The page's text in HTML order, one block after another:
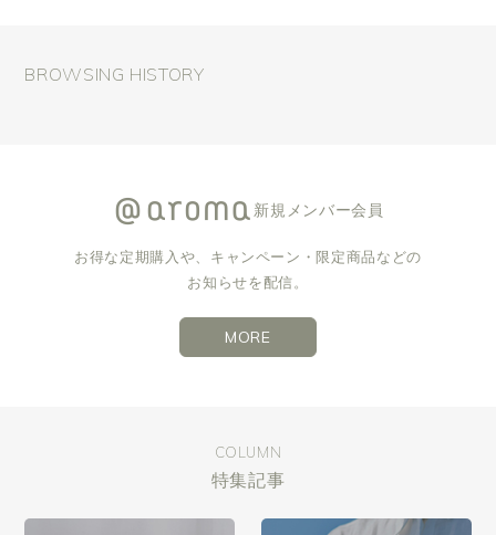
BROWSING HISTORY
新規メンバー会員
お得な定期購入や、キャンペーン・限定商品などの
お知らせを配信。
MORE
COLUMN
特集記事